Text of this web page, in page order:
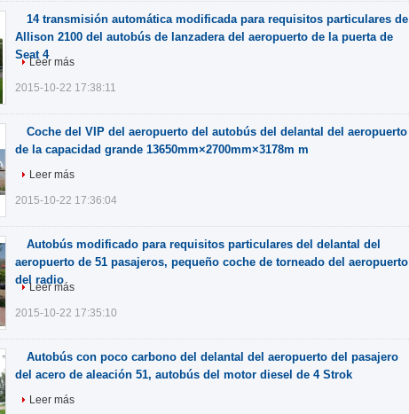
14 transmisión automática modificada para requisitos particulares de
Allison 2100 del autobús de lanzadera del aeropuerto de la puerta de
Seat 4
Leer más
2015-10-22 17:38:11
Coche del VIP del aeropuerto del autobús del delantal del aeropuerto
de la capacidad grande 13650mm×2700mm×3178m m
Leer más
2015-10-22 17:36:04
Autobús modificado para requisitos particulares del delantal del
aeropuerto de 51 pasajeros, pequeño coche de torneado del aeropuerto
del radio
Leer más
2015-10-22 17:35:10
Autobús con poco carbono del delantal del aeropuerto del pasajero
del acero de aleación 51, autobús del motor diesel de 4 Strok
Leer más